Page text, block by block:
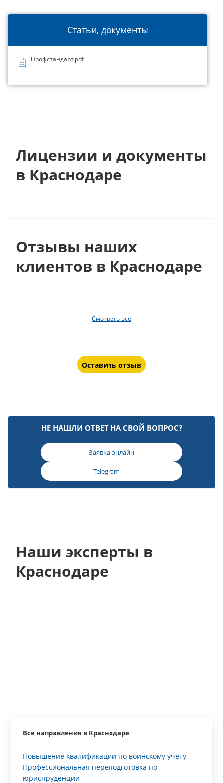
Статьи, документы
Профстандарт.pdf
Лицензии и документы
в Краснодаре
Отзывы наших
клиентов в Краснодаре
Смотреть все
Оставить отзыв
НЕ НАШЛИ ОТВЕТ НА СВОЙ ВОПРОС?
Заявка онлайн
Telegram
Наши эксперты в
Краснодаре
Все направления в Краснодаре
Повышение квалификации по воинскому учету
Профессиональная переподготовка по
юриспруденции